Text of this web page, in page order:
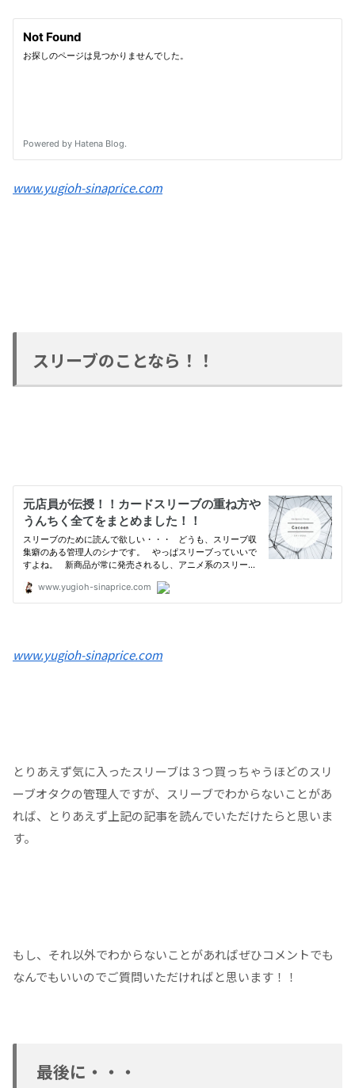
www.yugioh-sinaprice.com
スリーブのことなら！！
www.yugioh-sinaprice.com
とりあえず気に入ったスリーブは３つ買っちゃうほどのスリ
ーブオタクの管理人ですが、スリーブでわからないことがあ
れば、とりあえず上記の記事を読んでいただけたらと思いま
す。
もし、それ以外でわからないことがあればぜひコメントでも
なんでもいいのでご質問いただければと思います！！
最後に・・・